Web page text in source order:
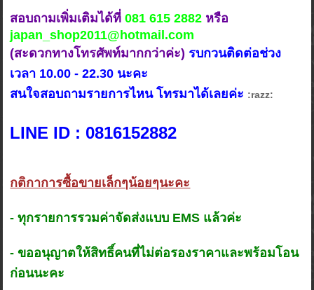
สอบถามเพิ่มเติมได้ที่081 615 2882 หรือ
japan_shop2011@hotmail.com
(สะดวกทางโทรศัพท์มากกว่าค่ะ) รบกวนติดต่อช่วง
เวลา 10.00 - 22.30 นะคะ
สนใจสอบถามรายการไหน โทรมาได้เลยค่ะ :razz:
LINE ID : 0816152882
กติกาการซื้อขายเล็กๆน้อยๆนะคะ
- ทุกรายการรวมค่าจัดส่งแบบ EMS แล้วค่ะ
- ขออนุญาตให้สิทธิ์คนที่ไม่ต่อรองราคาและพร้อมโอน
ก่อนนะคะ